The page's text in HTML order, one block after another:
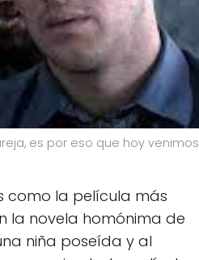
es por eso que hoy venimos
como la película más
la novela homónima de
niña poseída y al